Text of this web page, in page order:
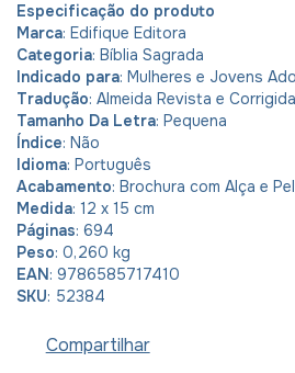
Especificação do produto
Marca: Edifique Editora
Categoria: Bíblia Sagrada
Indicado para: Mulheres e Jovens
Tradução: Almeida Revista e
Tamanho Da Letra: Pequena
Índice: Não
Idioma: Português
Acabamento: Brochura com Alça e
Medida: 12 x 15 cm
Páginas: 694
Peso: 0,260 kg
EAN: 9786585717410
SKU: 52384
Compartilhar